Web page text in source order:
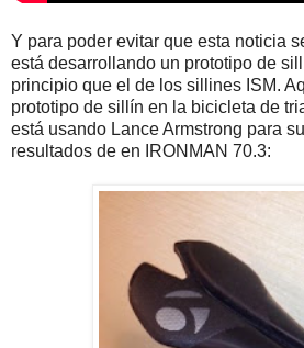
Y para poder evitar que esta noticia
está desarrollando un prototipo de
principio que el de los sillines ISM.
prototipo de sillín en la bicicleta de
está usando Lance Armstrong para
resultados de en IRONMAN 70.3: